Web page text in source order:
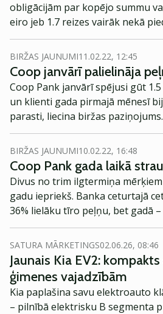
obligācijām par kopējo summu
eiro jeb 1.7 reizes vairāk nekā
BIRŽAS JAUNUMI11.02.22, 12:45
Coop janvārī palielināja
Coop Pank janvārī spējusi gūt
un klienti gada pirmajā mēnesī
parasti, liecina biržas paziņojums.
BIRŽAS JAUNUMI10.02.22, 16:48
Coop Pank gada laikā
Divus no trim ilgtermiņa mērķiem
gadu iepriekš. Banka ceturtajā
36% lielāku tīro peļņu, bet gadā –
SATURA MĀRKETINGS02.06.26, 08:46
Jaunais Kia EV2:
ģimenes vajadzībām
Kia paplašina savu elektroauto
– pilnībā elektrisku B segmenta